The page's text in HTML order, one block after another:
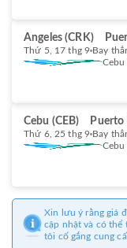
Angeles (CRK)
Thứ 5, 17 thg 9 Bay
Cebu
Cebu (CEB) Puerto
Thứ 6, 25 thg 9 Bay
Cebu
Xin lưu ý rằng giá
cập nhật và có thể
tôi cố gắng cung